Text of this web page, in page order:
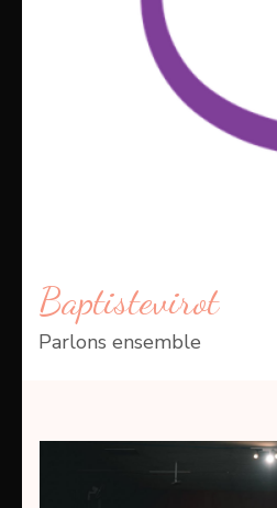
Baptistevirot
Parlons ensemble